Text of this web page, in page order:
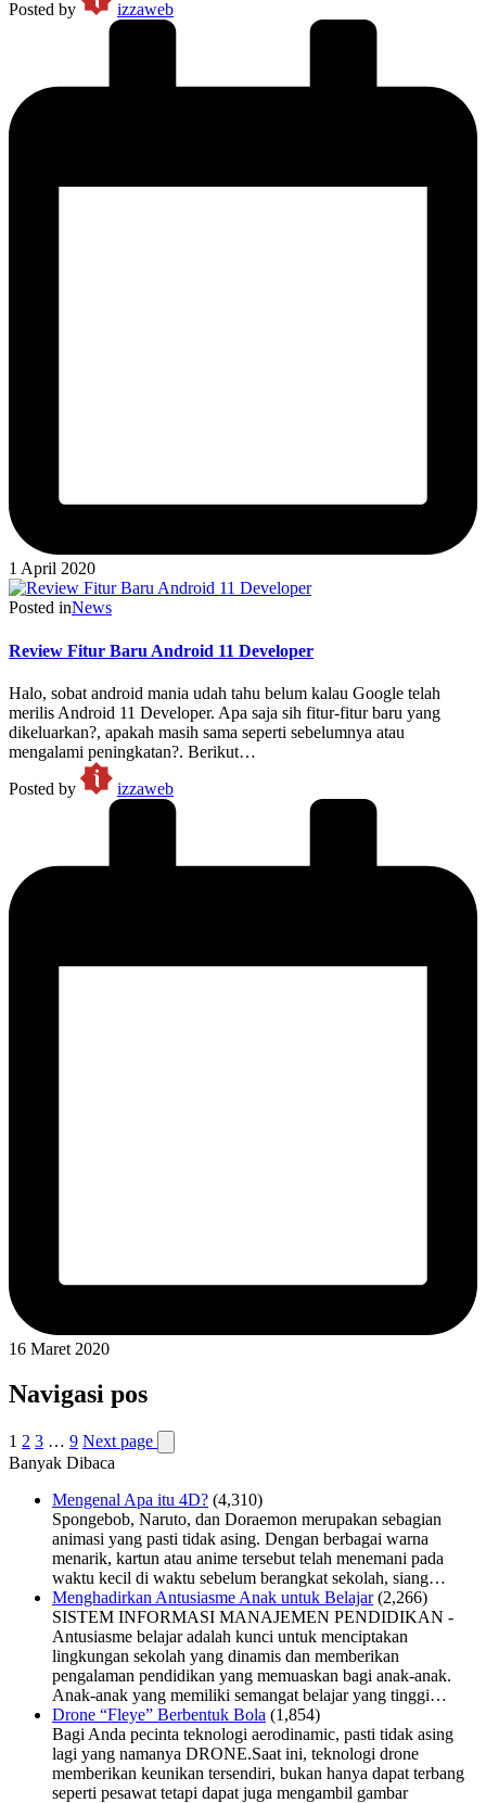
Posted by
izzaweb
1 April 2020
Posted inNews
Review Fitur Baru Android 11 Developer
Halo, sobat android mania udah tahu belum kalau Google telah
merilis Android 11 Developer. Apa saja sih fitur-fitur baru yang
dikeluarkan?, apakah masih sama seperti sebelumnya atau
mengalami peningkatan?. Berikut…
Posted by
izzaweb
16 Maret 2020
Navigasi pos
1 2 3 … 9 Next page
Banyak Dibaca
Mengenal Apa itu 4D? (4,310)
Spongebob, Naruto, dan Doraemon merupakan sebagian
animasi yang pasti tidak asing. Dengan berbagai warna
menarik, kartun atau anime tersebut telah menemani pada
waktu kecil di waktu sebelum berangkat sekolah, siang…
Menghadirkan Antusiasme Anak untuk Belajar (2,266)
SISTEM INFORMASI MANAJEMEN PENDIDIKAN -
Antusiasme belajar adalah kunci untuk menciptakan
lingkungan sekolah yang dinamis dan memberikan
pengalaman pendidikan yang memuaskan bagi anak-anak.
Anak-anak yang memiliki semangat belajar yang tinggi…
Drone “Fleye” Berbentuk Bola (1,854)
Bagi Anda pecinta teknologi aerodinamic, pasti tidak asing
lagi yang namanya DRONE.Saat ini, teknologi drone
memberikan keunikan tersendiri, bukan hanya dapat terbang
seperti pesawat tetapi dapat juga mengambil gambar